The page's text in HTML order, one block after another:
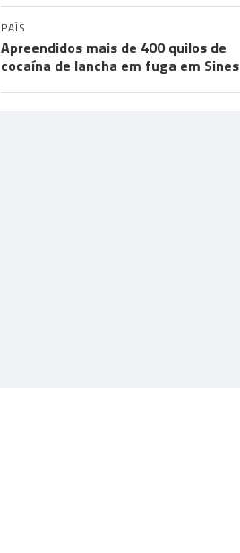
PAÍS
Apreendidos mais de 400 quilos de
cocaína de lancha em fuga em Sines